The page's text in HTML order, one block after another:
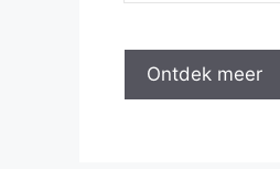
Ontdek meer